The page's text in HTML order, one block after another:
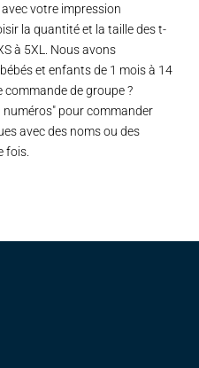
votre impression
la quantité et la taille des t-
à 5XL. Nous avons
et enfants de 1 mois à 14
de groupe ?
pour commander
avec des noms ou des
fois.